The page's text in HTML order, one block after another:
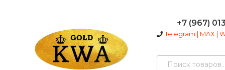
+7 (967)
Telegram | MAX |